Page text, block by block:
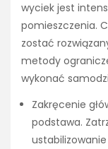
wyciek jest
pomieszczenia.
zostać
metody
wykonać
Zakręcenie
podstawa.